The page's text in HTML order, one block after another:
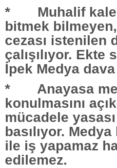
* Muhalif
bitmek
cezası istenilen
çalışılıyor.
İpek Medya
* Anayasa
konulmasını
mücadele
basılıyor.
ile iş yapamaz
edilemez.